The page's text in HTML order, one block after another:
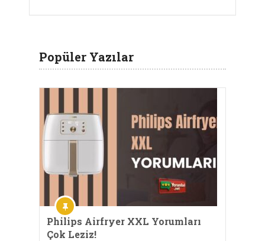
Popüler Yazılar
Philips Airfryer XXL Yorumları
Çok Leziz!